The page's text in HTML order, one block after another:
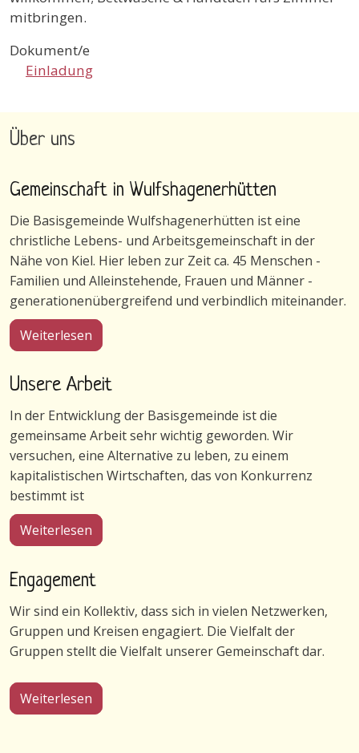
mitbringen.
Dokument/e
Einladung
Über uns
Gemeinschaft in Wulfshagenerhütten
Die Basisgemeinde Wulfshagenerhütten ist eine
christliche Lebens- und Arbeitsgemeinschaft in der
Nähe von Kiel. Hier leben zur Zeit ca. 45 Menschen -
Familien und Alleinstehende, Frauen und Männer -
generationenübergreifend und verbindlich miteinander.
Weiterlesen
Unsere Arbeit
In der Entwicklung der Basisgemeinde ist die
gemeinsame Arbeit sehr wichtig geworden. Wir
versuchen, eine Alternative zu leben, zu einem
kapitalistischen Wirtschaften, das von Konkurrenz
bestimmt ist
Weiterlesen
Engagement
Wir sind ein Kollektiv, dass sich in vielen Netzwerken,
Gruppen und Kreisen engagiert. Die Vielfalt der
Gruppen stellt die Vielfalt unserer Gemeinschaft dar.
Weiterlesen